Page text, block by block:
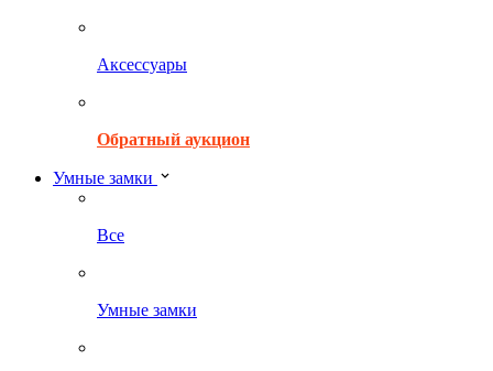
Аксессуары
Обратный аукцион
Умные замки
Все
Умные замки